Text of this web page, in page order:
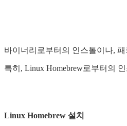
바이너리로부터의 인스톨이나,
특히, Linux Homebrew로부터의
Linux Homebrew 설치